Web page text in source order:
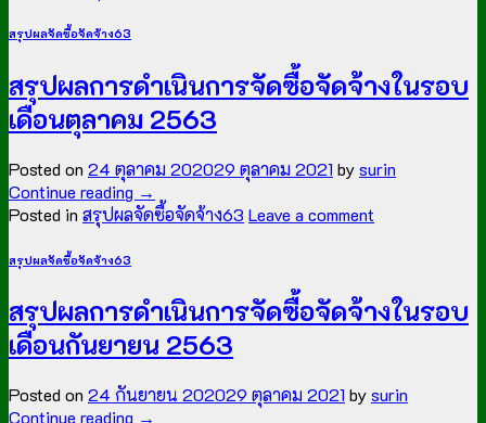
สรุปผลจัดซื้อจัดจ้าง63
สรุปผลการดำเนินการจัดซื้อจัดจ้างในรอบ
เดือนตุลาคม 2563
Posted on 24 ตุลาคม 202029 ตุลาคม 2021 bysurin
Continue reading →
Posted in สรุปผลจัดซื้อจัดจ้าง63 Leave a comment
สรุปผลจัดซื้อจัดจ้าง63
สรุปผลการดำเนินการจัดซื้อจัดจ้างในรอบ
เดือนกันยายน 2563
Posted on 24 กันยายน 202029 ตุลาคม 2021 bysurin
Continue reading →